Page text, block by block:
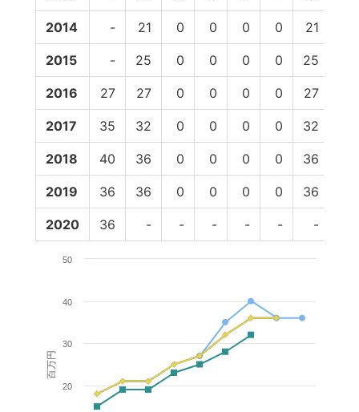
2014 - 21 0 0 0 0 21
2015 - 25 0 0 0 0 25
2016 27 27 0 0 0 0 27
2017 35 32 0 0 0 0 32
2018 40 36 0 0 0 0 36
2019 36 36 0 0 0 0 36
2020 36 - - - - - -
百万円
20
30
40
50